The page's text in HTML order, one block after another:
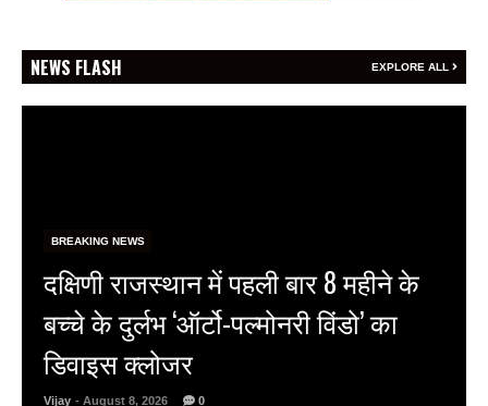
NEWS FLASH EXPLORE ALL
BREAKING NEWS
वेदांता जिंक सिटी हाफ मैराथन में 5,500 से
ज्यादा रजिस्ट्रेशन, उदयपुर बन रहा देश का
नया मैराथन डेस्टिनेशन
Vijay - August 8, 2026 0